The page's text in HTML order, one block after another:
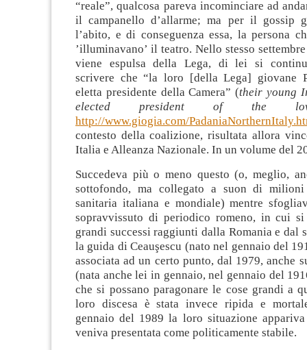
“reale”, qualcosa pareva incominciare ad
il campanello d’allarme; ma per il gossip
l’abito, e di conseguenza essa, la persona
’illuminavano’ il teatro. Nello stesso
viene espulsa della Lega, di lei si
scrivere che “la loro [della Lega] giovane
eletta presidente della Camera” (their young
elected president of the
http://www.giogia.com/
contesto della coalizione, risultata allora
Italia e Alleanza Nazionale. In un volume del
Succedeva più o meno questo (o, meglio,
sottofondo, ma collegato a suon di milioni
sanitaria italiana e mondiale) mentre
sopravvissuto di periodico romeno, in cui
grandi successi raggiunti dalla Romania e dal
la guida di Ceauşescu (nato nel gennaio del
associata ad un certo punto, dal 1979, anche
(nata anche lei in gennaio, nel gennaio del
che si possano paragonare le cose grandi a
loro discesa è stata invece ripida e
gennaio del 1989 la loro situazione
veniva presentata come politicamente stabile.